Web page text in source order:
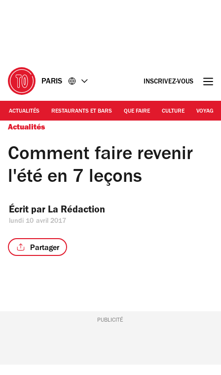
PARIS INSCRIVEZ-VOUS
ACTUALITÉS RESTAURANTS ET BARS QUE FAIRE CULTURE VOYAGE
Actualités
Comment faire revenir
l'été en 7 leçons
Écrit par La Rédaction
lundi 10 avril 2017
Partager
PUBLICITÉ